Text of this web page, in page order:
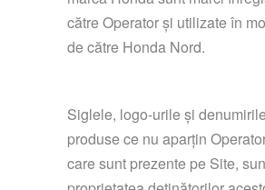
către Operator şi utilizate în
de către Honda Nord.
Siglele, logo-urile și
produse ce nu aparțin
care sunt prezente pe Site,